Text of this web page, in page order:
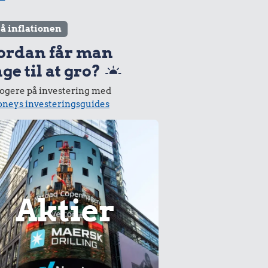
inflationen
får man
til at gro?
på investering med
investeringsguides
Aktier